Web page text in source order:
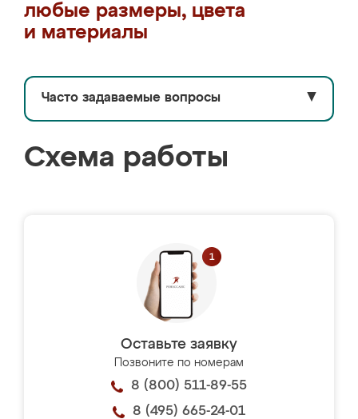
любые размеры, цвета
и материалы
Часто задаваемые вопросы ▼
Схема работы
Оставьте заявку
Позвоните по номерам
8 (800) 511-89-55
8 (495) 665-24-01